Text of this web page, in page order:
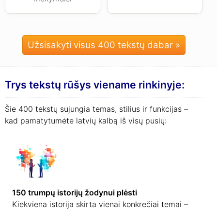
Užsisakyti visus 400 tekstų dabar »
Trys tekstų rūšys viename rinkinyje:
Šie 400 tekstų sujungia temas, stilius ir funkcijas –
kad pamatytumėte latvių kalbą iš visų pusių:
150 trumpų istorijų žodynui plėsti
Kiekviena istorija skirta vienai konkrečiai temai –